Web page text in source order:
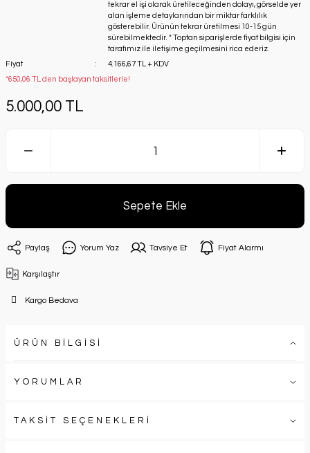
tekrar el işi olarak üretileceğinden dolayı, görselde yer
alan işleme detaylarından bir miktar farklılık
gösterebilir. Ürünün tekrar üretilmesi 10-15 gün
sürebilmektedir. * Toptan siparişlerde fiyat bilgisi için
tarafımız ile iletişime geçilmesini rica ederiz.
Fiyat
4.166,67 TL + KDV
*650,06 TL den başlayan taksitlerle!
5.000,00 TL
Sepete Ekle
Paylaş Yorum Yaz Tavsiye Et Fiyat Alarmı
Karşılaştır
Kargo Bedava
ÜRÜN BİLGİSİ
YORUMLAR
TAKSİT SEÇENEKLERİ